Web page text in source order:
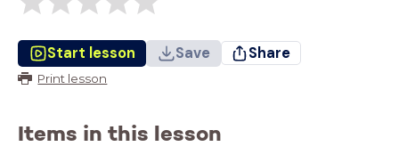
Start lesson Save Share
Print lesson
Items in this lesson